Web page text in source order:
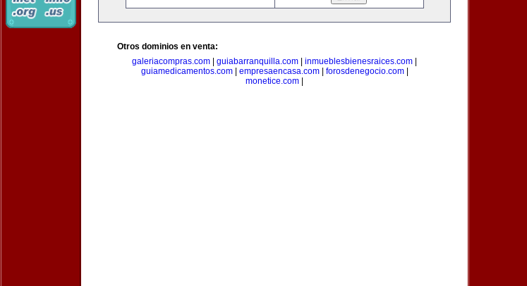
Otros dominios en venta:
galeriacompras.com
guiabarranquilla.com inmueblesbienesraices.com
guiamedicamentos.com| empresaencasa.com| forosdenegocio.com|
monetice.com